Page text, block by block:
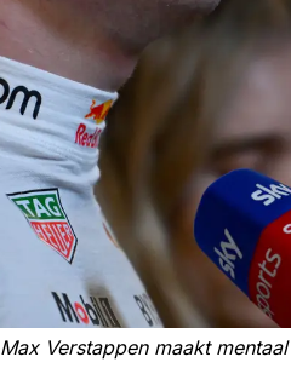
Max Verstappen maakt